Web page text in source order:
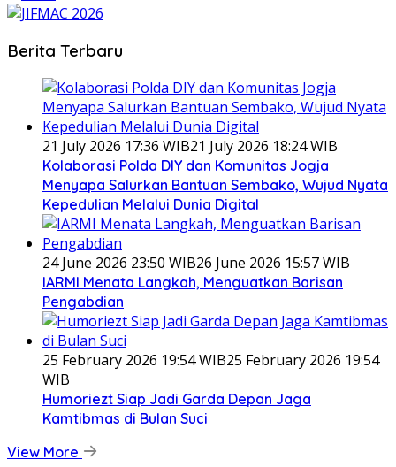
Berita Terbaru
21 July 2026 17:36 WIB21 July 2026 18:24 WIB
Kolaborasi Polda DIY dan Komunitas Jogja
Menyapa Salurkan Bantuan Sembako, Wujud Nyata
Kepedulian Melalui Dunia Digital
24 June 2026 23:50 WIB26 June 2026 15:57 WIB
IARMI Menata Langkah, Menguatkan Barisan
Pengabdian
25 February 2026 19:54 WIB25 February 2026 19:54
WIB
Humoriezt Siap Jadi Garda Depan Jaga
Kamtibmas di Bulan Suci
View More